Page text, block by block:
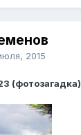
2015
(фотозагадка)